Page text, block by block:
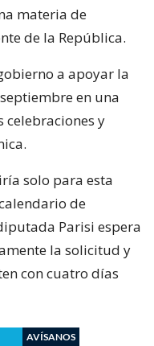
materia de
de la República.
a apoyar la
en una
y
solo para esta
de
Parisi espera
la solicitud y
con cuatro días
AVÍSANOS